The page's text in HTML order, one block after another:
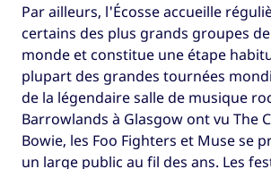
Par ailleurs, l'Écosse accueille
certains des plus grands groupes
monde et constitue une étape
plupart des grandes tournées
de la légendaire salle de musique
Barrowlands à Glasgow ont vu The
Bowie, les Foo Fighters et Muse se
un large public au fil des ans. Les